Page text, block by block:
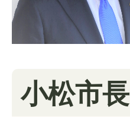
小松市長